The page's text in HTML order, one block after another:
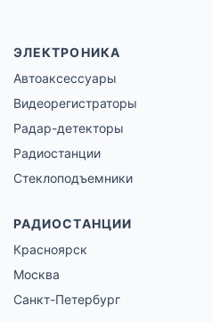
ЭЛЕКТРОНИКА
Автоаксессуары
Видеорегистраторы
Радар-детекторы
Радиостанции
Стеклоподъемники
РАДИОСТАНЦИИ
Красноярск
Москва
Санкт-Петербург